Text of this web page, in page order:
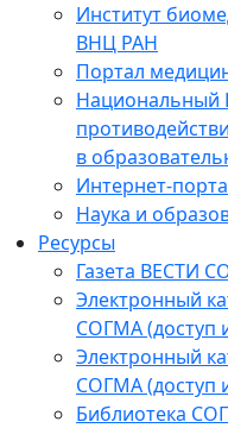
Институт
ВНЦ РАН
Портал
Национальный
в
Интернет-
Наука и
Ресурсы
Газета ВЕСТИ
Электронный
СОГМА (доступ
Электронный
СОГМА (доступ
Библиотека